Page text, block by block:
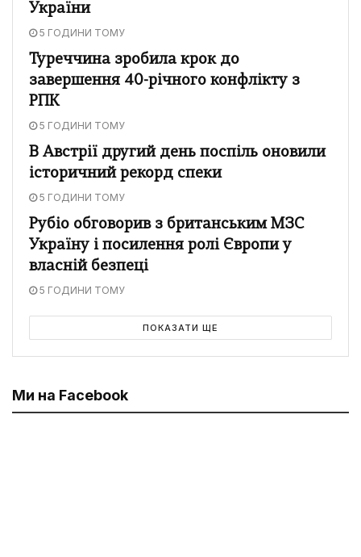
України
5 ГОДИНИ ТОМУ
Туреччина зробила крок до
завершення 40-річного конфлікту з
РПК
5 ГОДИНИ ТОМУ
В Австрії другий день поспіль оновили
історичний рекорд спеки
5 ГОДИНИ ТОМУ
Рубіо обговорив з британським МЗС
Україну і посилення ролі Європи у
власній безпеці
5 ГОДИНИ ТОМУ
ПОКАЗАТИ ЩЕ
Ми на Facebook